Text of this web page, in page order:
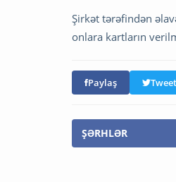
Şirkət tərəfindən
onlara kartların
Paylaş Tweet
ŞƏRHLƏR